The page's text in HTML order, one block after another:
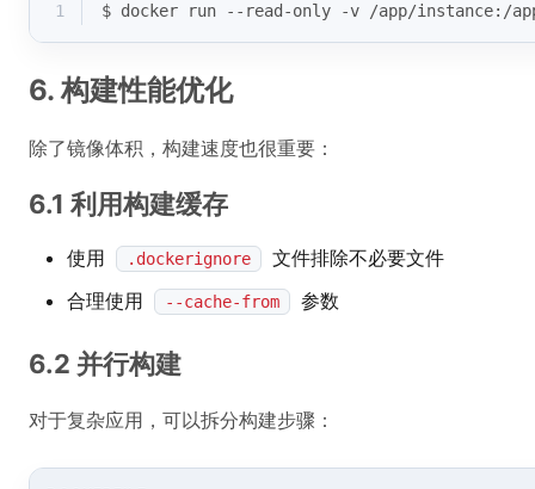
1 $ docker run --read-only -v /app/instance:/
6. 构建性能优化
除了镜像体积，构建速度也很重要：
6.1 利用构建缓存
使用 .dockerignore
文件排除不必要文件
合理使用
--cache-from 参数
6.2 并行构建
对于复杂应用，可以拆分构建步骤：